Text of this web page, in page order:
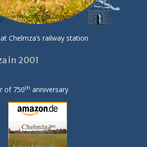
at Chelmza’s railway station
in 2001
of 750th anniversary